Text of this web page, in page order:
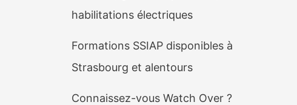
habilitations électriques
Formations SSIAP disponibles à
Strasbourg et alentours
Connaissez-vous Watch Over ?